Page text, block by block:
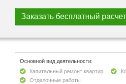
Основной вид деятельности:
Капитальный ремонт квартир
Отделочные работы